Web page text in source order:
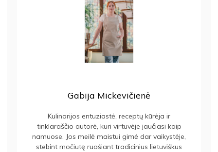
Gabija Mickevičienė
Kulinarijos entuziastė, receptų kūrėja ir
tinklaraščio autorė, kuri virtuvėje jaučiasi kaip
namuose. Jos meilė maistui gimė dar vaikystėje,
stebint močiutę ruošiant tradicinius lietuviškus